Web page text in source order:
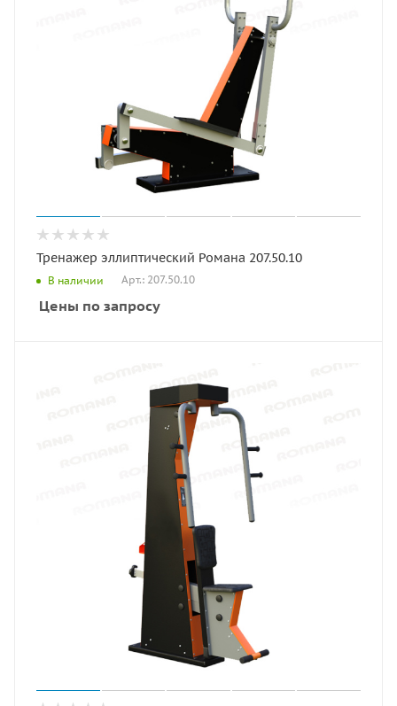
Тренажер эллиптический Романа 207.50.10
В наличии Арт.: 207.50.10
Цены по запросу